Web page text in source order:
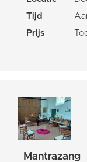
Tijd
Prijs
Mantrazang